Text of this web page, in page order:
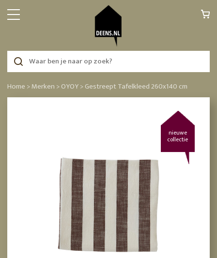
Home >Merken >OYOY >Gestreept Tafelkleed 260x140 cm
nieuwe
collectie